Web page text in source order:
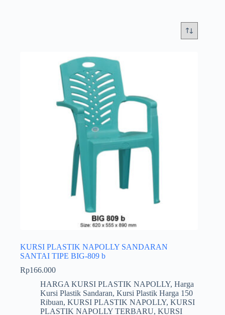
KURSI PLASTIK NAPOLLY SANDARAN
SANTAI TIPE BIG-809 b
Rp166.000
HARGA KURSI PLASTIK NAPOLLY, Harga
Kursi Plastik Sandaran, Kursi Plastik Harga 150
Ribuan, KURSI PLASTIK NAPOLLY, KURSI
PLASTIK NAPOLLY TERBARU, KURSI